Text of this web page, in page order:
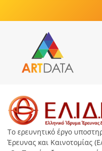
Το ερευνητικό έργο
Έρευνας και Καινοτομίας